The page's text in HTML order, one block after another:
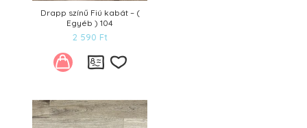
Drapp színű Fiú kabát – (
Egyéb ) 104
2 590 Ft
Kívánságlistára